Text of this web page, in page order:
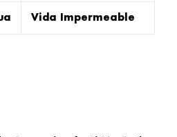
Vida Impermeable